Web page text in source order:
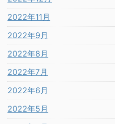
2022年11月
2022年9月
2022年8月
2022年7月
2022年6月
2022年5月